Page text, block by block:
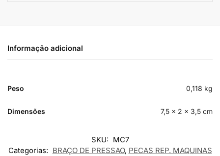
Informação adicional
Peso 0,118 kg
Dimensões 7,5 × 2 × 3,5 cm
SKU: MC7
Categorias: BRAÇO DE PRESSAO, PECAS REP. MAQUINAS